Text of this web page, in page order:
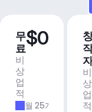
무
료
비
상
업
적
$0
월 25개 트랙
비
상
업
적